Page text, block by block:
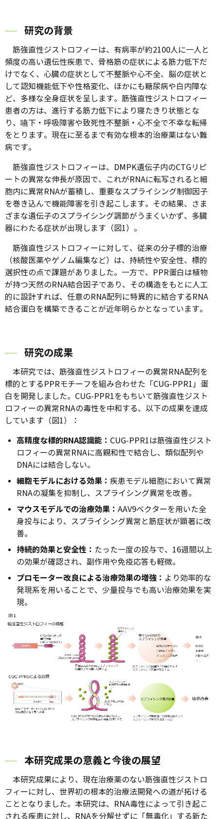
研究の背景
筋強直性ジストロフィーは、有病率が約2100人に一人と
頻度の高い遺伝性疾患で、骨格筋の症状による筋力低下だ
けでなく、心臓の症状として不整脈や心不全、脳の症状と
して認知機能低下や性格変化、ほかにも糖尿病や白内障な
ど、多様な全身症状を呈します。筋強直性ジストロフィー
患者の方は、進行する筋力低下により寝たきり状態とな
り、嚥下・呼吸障害や致死性不整脈・心不全で不幸な転帰
をとります。現在に至るまで有効な根本的治療薬はない難
病です。
筋強直性ジストロフィーは、DMPK遺伝子内のCTGリピ
ートの異常な伸長が原因で、これがRNAに転写されると細
胞内に異常RNAが蓄積し、重要なスプライシング制御因子
を巻き込んで機能障害を引き起こします。その結果、さま
ざまな遺伝子のスプライシング調節がうまくいかず、多臓
器にわたる症状が出現します（図1）。
筋強直性ジストロフィーに対して、従来の分子標的治療
（核酸医薬やゲノム編集など）は、持続性や安全性、標的
選択性の点で課題がありました。一方で、PPR蛋白は植物
が持つ天然のRNA結合因子であり、その構造をもとに人工
的に設計すれば、任意のRNA配列に特異的に結合するRNA
結合蛋白を構築できることが近年明らかとなっています。
研究の成果
本研究では、筋強直性ジストロフィーの異常RNA配列を
標的とするPPRモチーフを組み合わせた「CUG-PPR1」蛋
白を開発しました。CUG-PPR1をもちいて筋強直性ジスト
ロフィーの異常RNAの毒性を中和する、以下の成果を達成
しています（図1）：
高精度な標的RNA認識能： CUG-PPR1は筋強直性ジスト
ロフィーの異常RNAに高親和性で結合し、類似配列や
DNAには結合しない。
細胞モデルにおける効果： 疾患モデル細胞において異常
RNAの凝集を抑制し、スプライシング異常を改善。
マウスモデルでの治療効果： AAV9ベクターを用いた全
身投与により、スプライシング異常と筋症状が顕著に改
善。
持続的効果と安全性： たった一度の投与で、16週間以上
の効果が確認され、副作用や免疫応答も軽微。
プロモーター改良による治療効果の増強： より効率的な
発現系を用いることで、少量投与でも高い治療効果を実
現。
本研究成果の意義と今後の展望
本研究成果により、現在治療薬のない筋強直性ジストロ
フィーに対し、世界初の根本的治療法開発への道が拓ける
こととなりました。本研究は、RNA毒性によって引き起こ
される疾患に対し、RNAを分解せずに「無毒化」する新た